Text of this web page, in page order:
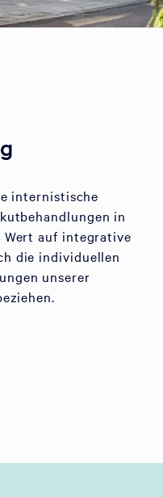
internistische
in
Wert auf integrative
die individuellen
unserer